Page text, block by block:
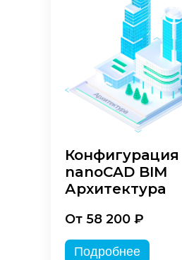
Конфигурация
nanoCAD BIM
Архитектура
От 58 200 ₽
Подробнее